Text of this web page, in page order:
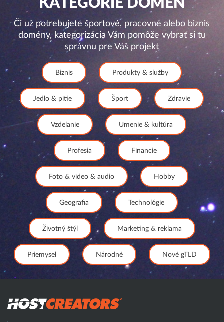
KATEGÓRIE DOMÉN
Či už potrebujete športové, pracovné alebo biznis
domény, kategorizácia Vám pomôže vybrať si tu
správnu pre Váš projekt
Biznis Produkty & služby
Jedlo & pitie Šport Zdravie
Vzdelanie Umenie & kultúra
Profesia Financie
Foto & video & audio Hobby
Geografia Technológie
Životný štýl Marketing & reklama
Priemysel Národné Nové gTLD